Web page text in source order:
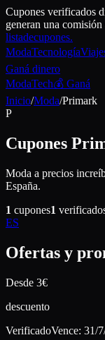
Cupones verificados
generan una
listadecupones.
ModaTecnología
Ganá dinero
ModaTech💰 Ganá
Inicio/Moda/Primark
P
Cupones
Moda a precios
España.
1 cupones1
ES
Ofertas y
Desde 3€
descuento
VerificadoVence: 31/